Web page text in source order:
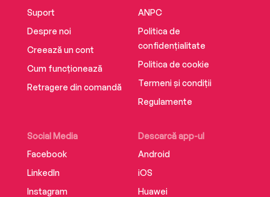
Suport
Despre noi
Creează un cont
Cum funcționează
Retragere din comandă
Social Media
Facebook
LinkedIn
Instagram
Descarcă app-ul
Android
iOS
Huawei
ANPC
Politica de
confidențialitate
Politica de cookie
Termeni și condiții
Regulamente